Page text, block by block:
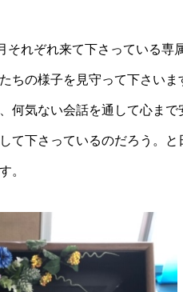
れぞれ来て下さっている専
ちの様子を見守って下さい
何気ない会話を通して心ま
て下さっているのだろう。
。